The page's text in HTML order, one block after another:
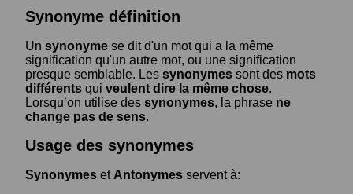
Synonyme définition
Un synonyme se dit d'un mot qui a la même
signification qu'un autre mot, ou une signification
presque semblable. Les synonymes sont des mots
différents qui veulent dire la même chose.
Lorsqu’on utilise des synonymes, la phrase ne
change pas de sens.
Usage des synonymes
Synonymes et Antonymes servent à: